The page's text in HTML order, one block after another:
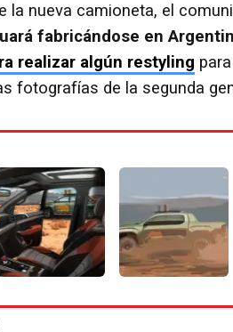
la nueva camioneta, el
fabricándose en
realizar algún restyling
fotografías de la segunda